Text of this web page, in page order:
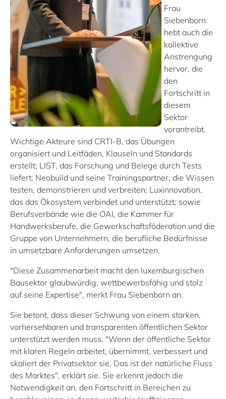
Frau
Siebenborn
hebt auch die
kollektive
Anstrengung
hervor, die
den
Fortschritt in
diesem
Sektor
vorantreibt.
Wichtige Akteure sind CRTI-B, das Übungen
organisiert und Leitfäden, Klauseln und Standards
erstellt; LIST, das Forschung und Belege durch Tests
liefert; Neobuild und seine Trainingspartner, die Wissen
testen, demonstrieren und verbreiten; Luxinnovation,
das das Ökosystem verbindet und unterstützt; sowie
Berufsverbände wie die OAI, die Kammer für
Handwerksberufe, die Gewerkschaftsföderation und die
Gruppe von Unternehmern, die berufliche Bedürfnisse
in umsetzbare Anforderungen umsetzen.
"Diese Zusammenarbeit macht den luxemburgischen
Bausektor glaubwürdig, wettbewerbsfähig und stolz
auf seine Expertise", merkt Frau Siebenborn an.
Sie betont, dass dieser Schwung von einem starken,
vorhersehbaren und transparenten öffentlichen Sektor
unterstützt werden muss. "Wenn der öffentliche Sektor
mit klaren Regeln arbeitet, übernimmt, verbessert und
skaliert der Privatsektor sie. Das ist der natürliche Fluss
des Marktes", erklärt sie. Sie erkennt jedoch die
Notwendigkeit an, den Fortschritt in Bereichen zu